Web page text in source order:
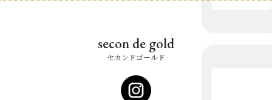
secon de gold
セカンドゴールド